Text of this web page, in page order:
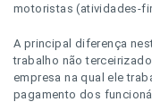
motoristas (atividades-
A principal diferença
trabalho não
empresa na qual ele
pagamento dos